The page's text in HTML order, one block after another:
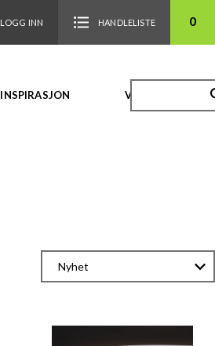
LOGG INN HANDLELISTE 0
INSPIRASJON VIDEO